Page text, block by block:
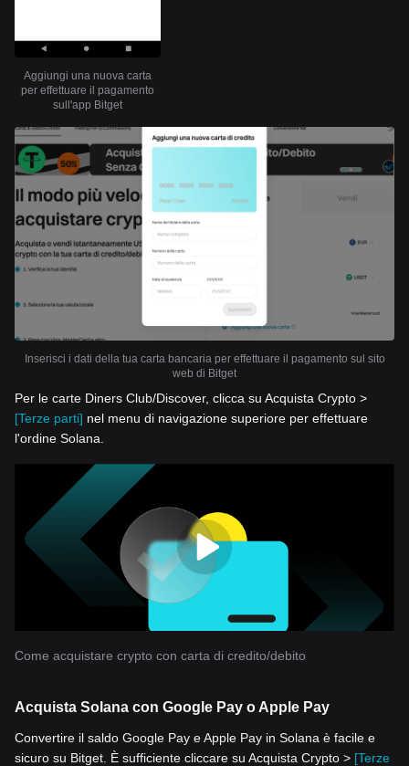
Aggiungi una nuova carta
per effettuare il pagamento
sull'app Bitget
Inserisci i dati della tua carta bancaria per effettuare il pagamento sul sito
web di Bitget
Per le carte Diners Club/Discover, clicca su Acquista Crypto >
[Terze parti] nel menu di navigazione superiore per effettuare
l'ordine Solana.
Come acquistare crypto con carta di credito/debito
Acquista Solana con Google Pay o Apple Pay
Convertire il saldo Google Pay e Apple Pay in Solana è facile e
sicuro su Bitget. È sufficiente cliccare su Acquista Crypto > [Terze